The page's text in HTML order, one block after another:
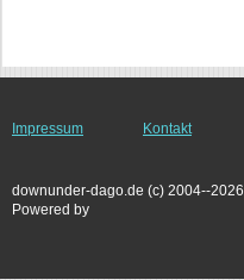
Impressum Kontakt
downunder-dago.de (c) 2004--2026
Powered by